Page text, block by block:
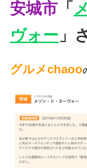
安城市 「
ヴォー 」
グルメchaoo